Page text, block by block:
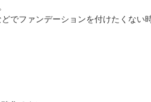
でファンデーションを付けたくない